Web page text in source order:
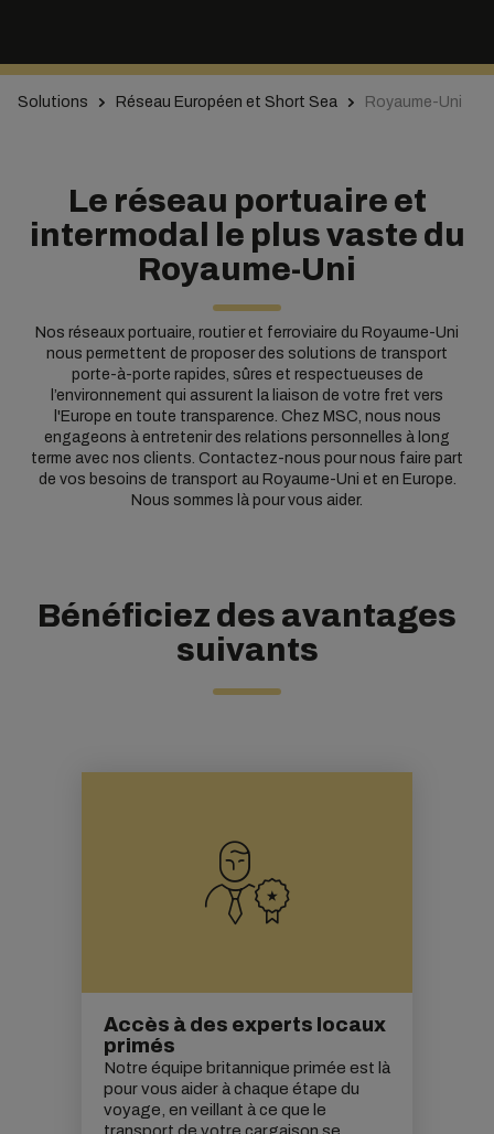
Solutions Réseau Européen et Short Sea Royaume-Uni
Le réseau portuaire et
intermodal le plus vaste du
Royaume-Uni
Nos réseaux portuaire, routier et ferroviaire du Royaume-Uni
nous permettent de proposer des solutions de transport
porte-à-porte rapides, sûres et respectueuses de
l’environnement qui assurent la liaison de votre fret vers
l'Europe en toute transparence. Chez MSC, nous nous
engageons à entretenir des relations personnelles à long
terme avec nos clients. Contactez-nous pour nous faire part
de vos besoins de transport au Royaume-Uni et en Europe.
Nous sommes là pour vous aider.
Bénéficiez des avantages
suivants
Accès à des experts locaux
primés
Notre équipe britannique primée est là
pour vous aider à chaque étape du
voyage, en veillant à ce que le